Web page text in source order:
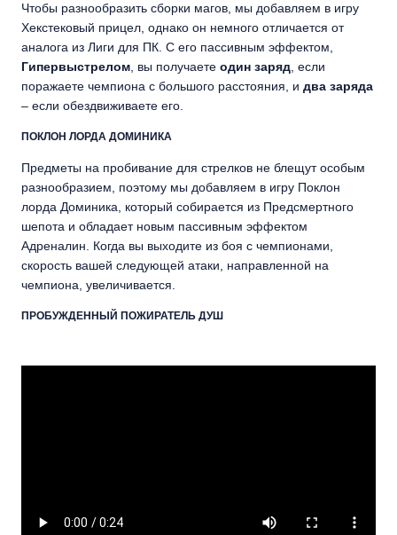
Чтобы разнообразить сборки магов, мы добавляем в игру
Хекстековый прицел, однако он немного отличается от
аналога из Лиги для ПК. С его пассивным эффектом,
Гипервыстрелом , вы получаете один заряд , если
поражаете чемпиона с большого расстояния, и два заряда
– если обездвиживаете его.
ПОКЛОН ЛОРДА ДОМИНИКА
Предметы на пробивание для стрелков не блещут особым
разнообразием, поэтому мы добавляем в игру Поклон
лорда Доминика, который собирается из Предсмертного
шепота и обладает новым пассивным эффектом
Адреналин. Когда вы выходите из боя с чемпионами,
скорость вашей следующей атаки, направленной на
чемпиона, увеличивается.
ПРОБУЖДЕННЫЙ ПОЖИРАТЕЛЬ ДУШ